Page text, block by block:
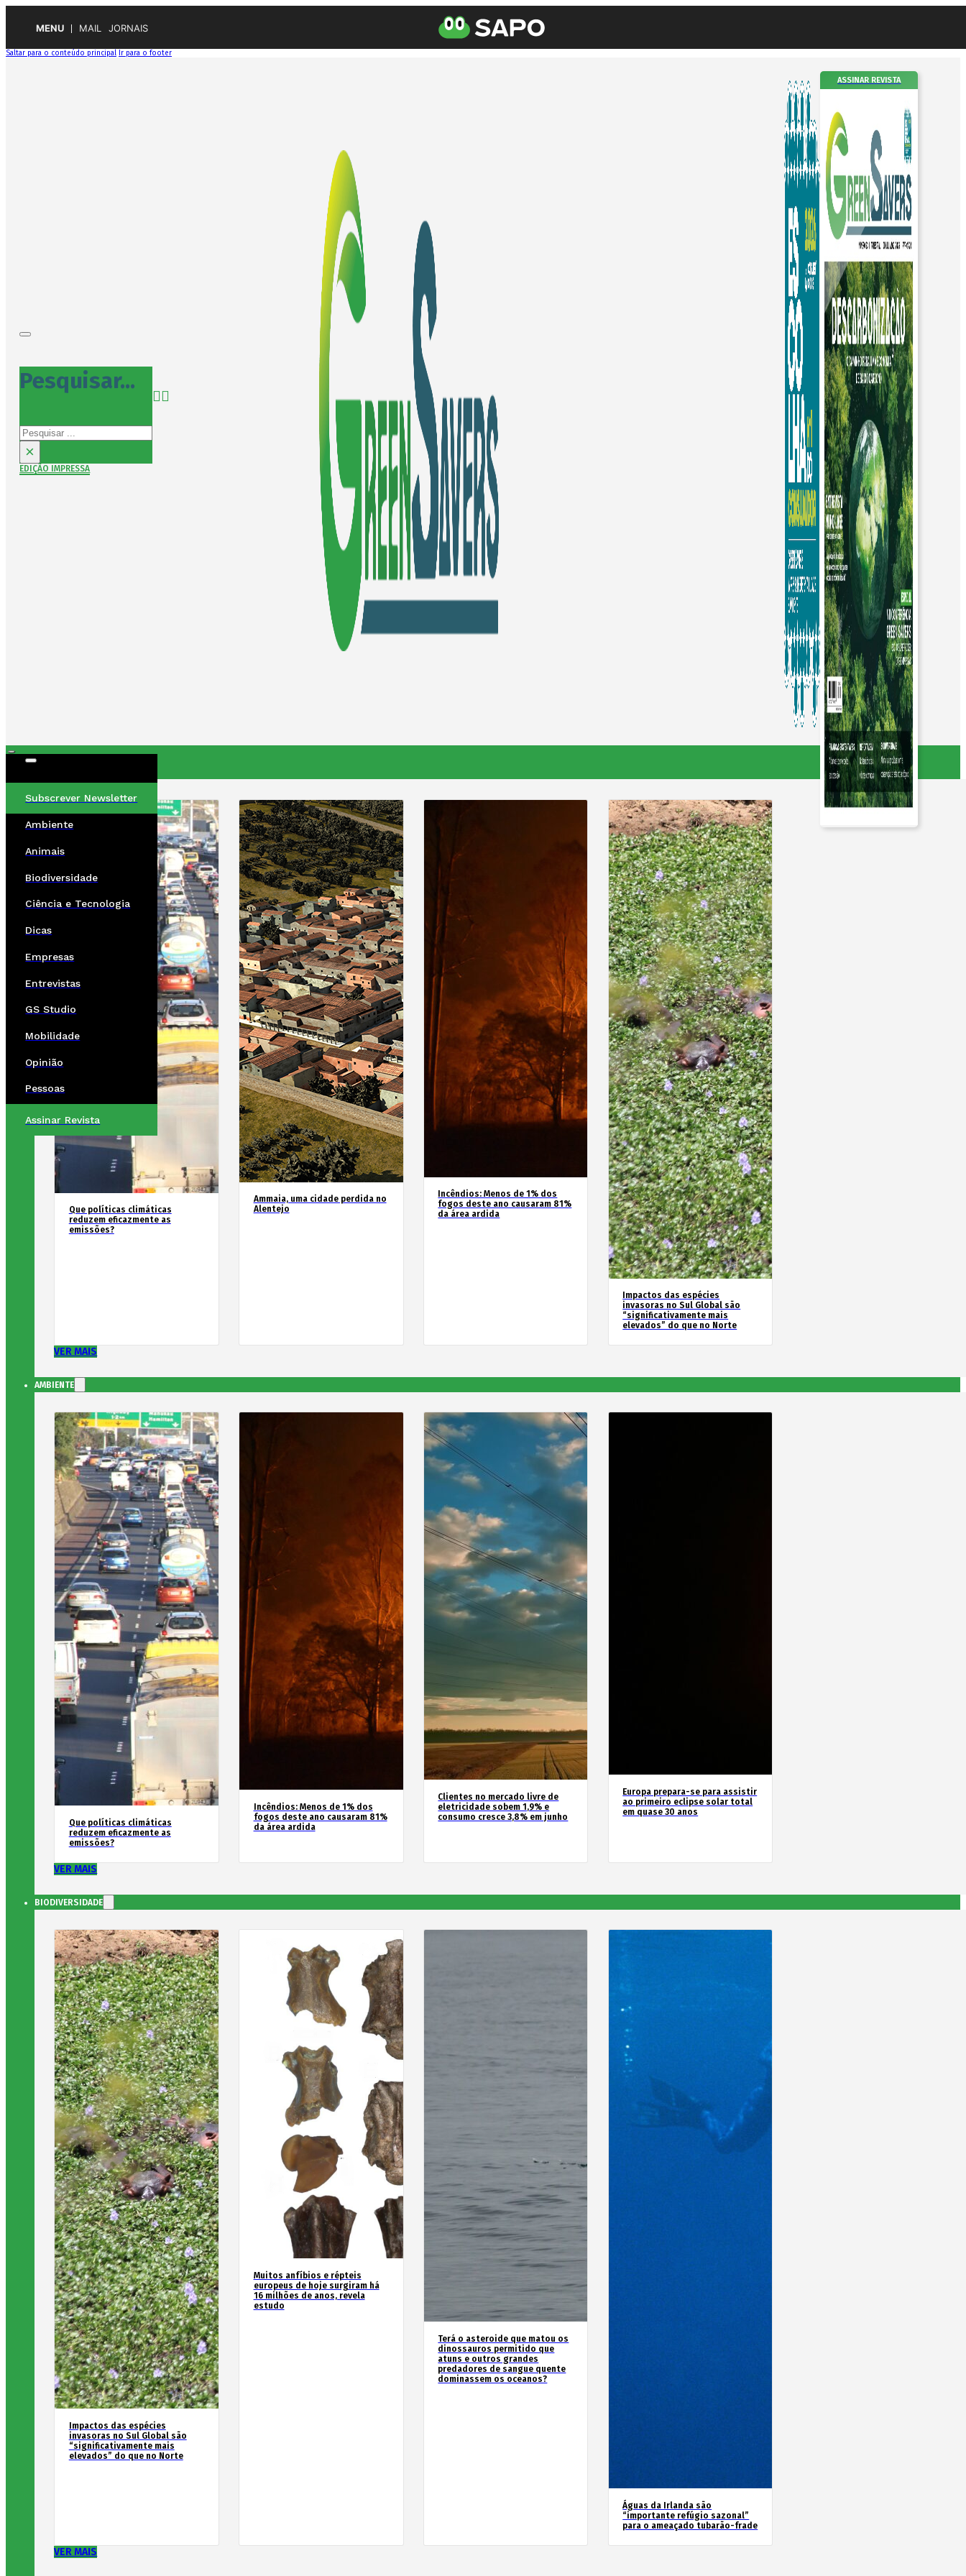
MENU MAIL JORNAIS
Saltar para o conteúdo principal Ir para o footer
Pesquisar...
Pesquisar
×
EDIÇÃO IMPRESSA
ASSINAR REVISTA
Subscrever Newsletter
Ambiente
Animais
Biodiversidade
Ciência e Tecnologia
Dicas
Empresas
Entrevistas
GS Studio
Mobilidade
Opinião
Pessoas
Assinar Revista
Que políticas climáticas
reduzem eficazmente as
emissões?
Ammaia, uma cidade perdida no
Alentejo
Incêndios: Menos de 1% dos
fogos deste ano causaram 81%
da área ardida
Impactos das espécies
invasoras no Sul Global são
“significativamente mais
elevados” do que no Norte
VER MAIS
AMBIENTE
Que políticas climáticas
reduzem eficazmente as
emissões?
Incêndios: Menos de 1% dos
fogos deste ano causaram 81%
da área ardida
Clientes no mercado livre de
eletricidade sobem 1,9% e
consumo cresce 3,8% em junho
Europa prepara-se para assistir
ao primeiro eclipse solar total
em quase 30 anos
VER MAIS
BIODIVERSIDADE
Impactos das espécies
invasoras no Sul Global são
“significativamente mais
elevados” do que no Norte
Muitos anfíbios e répteis
europeus de hoje surgiram há
16 milhões de anos, revela
estudo
Terá o asteroide que matou os
dinossauros permitido que
atuns e outros grandes
predadores de sangue quente
dominassem os oceanos?
Águas da Irlanda são
“importante refúgio sazonal”
para o ameaçado tubarão-frade
VER MAIS